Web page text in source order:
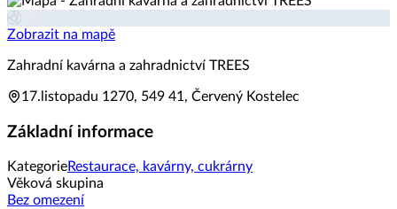
Zobrazit na mapě
Zahradní kavárna a zahradnictví TREES
17.listopadu 1270, 549 41, Červený Kostelec
Základní informace
KategorieRestaurace, kavárny, cukrárny
Věková skupina
Bez omezení